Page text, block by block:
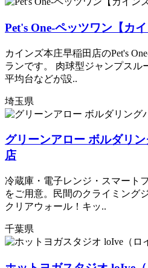
Pet's One-ペッツワン【カ
カインズ本庄早稲田店のPet's
ランです。 肉球型ジャンプスル
平均台などが設..
埼玉県
グリーンアロー ボルダリ
店
冷蔵庫・電子レンジ・スマート
をご用意。民間のクライミング
クリアウォール！キッ..
千葉県